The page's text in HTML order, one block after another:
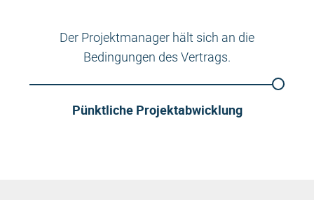
Der Projektmanager hält sich an die
Bedingungen des Vertrags.
Pünktliche Projektabwicklung